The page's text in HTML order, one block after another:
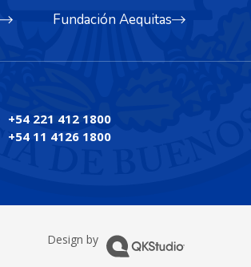
Fundación Aequitas
+54 221 412 1800
+54 11 4126 1800
Design by